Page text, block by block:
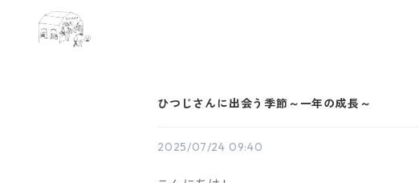
ひつじさんに出会う季節～一年の成長～
2025/07/24 09:40